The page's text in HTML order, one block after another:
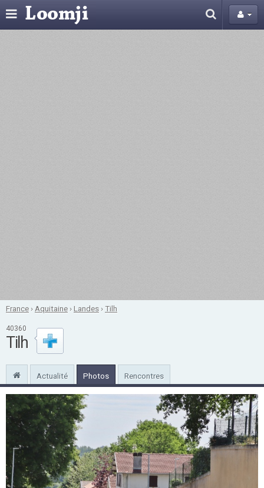
France › Aquitaine ›Landes ›Tilh
40360
Tilh
Actualité Photos Rencontres